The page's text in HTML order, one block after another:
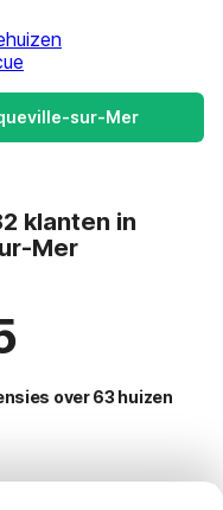
sur-Mer
klanten in
Mer
over 63 huizen